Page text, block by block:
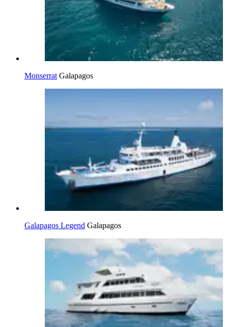
Monserrat Galapagos
Galapagos Legend Galapagos